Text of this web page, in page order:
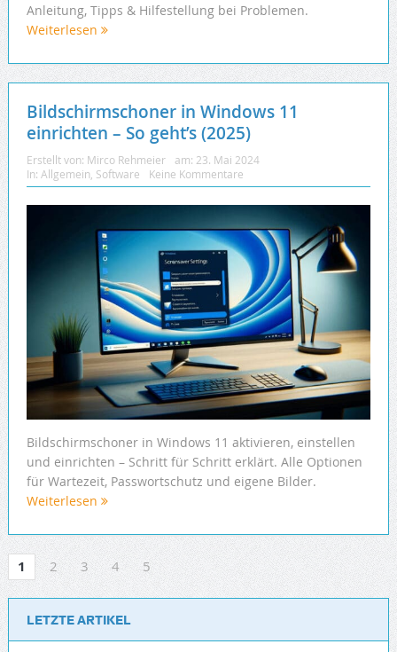
Anleitung, Tipps & Hilfestellung bei Problemen.
Weiterlesen
Bildschirmschoner in Windows 11
einrichten – So geht’s (2025)
Erstellt von: Mirco Rehmeier am: 23. Mai 2024
In: Allgemein Software Keine Kommentare
Bildschirmschoner in Windows 11 aktivieren, einstellen
und einrichten – Schritt für Schritt erklärt. Alle Optionen
für Wartezeit, Passwortschutz und eigene Bilder.
Weiterlesen
1 2 3 4 5
LETZTE ARTIKEL